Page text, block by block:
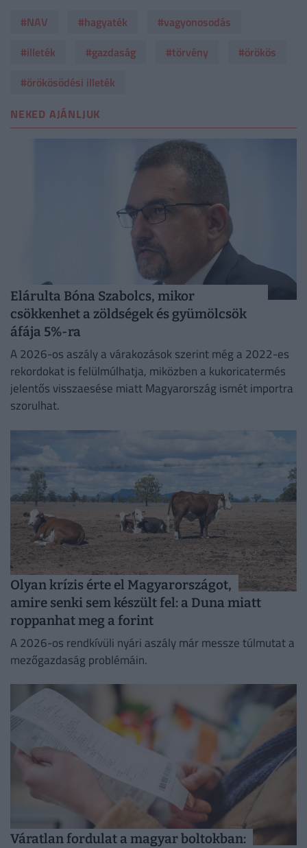
#NAV #hagyaték
#vagyonosodás
#illeték
#gazdaság #törvény
#örökös
#örökösödési illeték
NEKED AJÁNLJUK
Elárulta Bóna Szabolcs, mikor
csökkenhet a zöldségek és gyümölcsök
áfája 5%-ra
A 2026-os aszály a várakozások szerint még a 2022-es
rekordokat is felülmúlhatja, miközben a kukoricatermés
jelentős visszaesése miatt Magyarország ismét importra
szorulhat.
Olyan krízis érte el Magyarországot,
amire senki sem készült fel: a Duna miatt
roppanhat meg a forint
A 2026-os rendkívüli nyári aszály már messze túlmutat a
mezőgazdaság problémáin.
Váratlan fordulat a magyar boltokban: